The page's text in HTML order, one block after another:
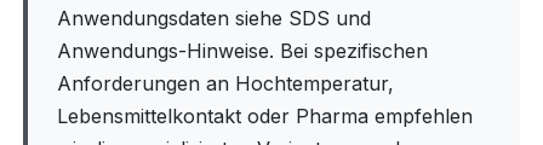
Anwendungsdaten siehe SDS und
Anwendungs-Hinweise. Bei spezifischen
Anforderungen an Hochtemperatur,
Lebensmittelkontakt oder Pharma empfehlen